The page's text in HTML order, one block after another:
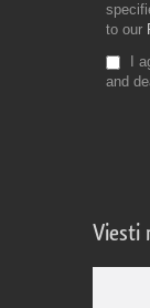
to our
I
and
Viesti